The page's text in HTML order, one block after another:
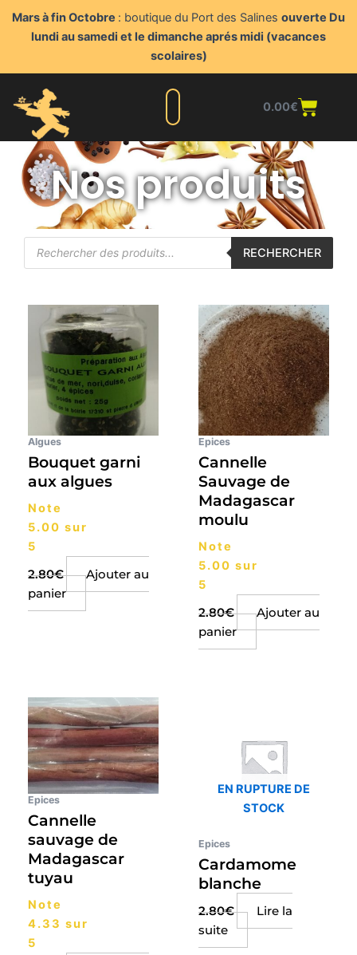
Mars à fin Octobre : boutique du Port des Salines ouverte Du
lundi au samedi et le dimanche aprés midi (vacances
scolaires)
0.00€
Nos produits
RECHERCHER
Algues
Bouquet garni
aux algues
Note
5.00 sur
5
2.80€
Ajouter au
panier
Epices
Cannelle
Sauvage de
Madagascar
moulu
Note
5.00 sur
5
2.80€
Ajouter au
panier
Epices
Cannelle
sauvage de
Madagascar
tuyau
Note
4.33 sur
5
EN RUPTURE DE
STOCK
Epices
Cardamome
blanche
2.80€
Lire la
suite